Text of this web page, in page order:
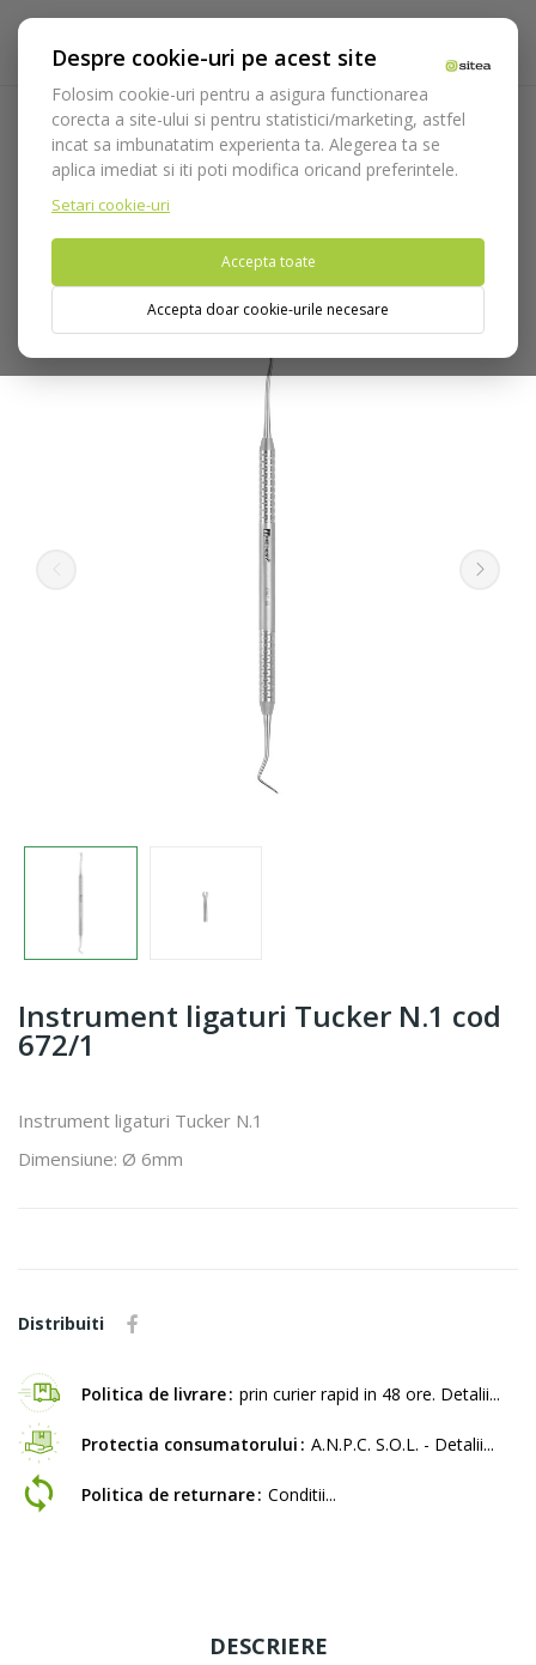
Despre cookie-uri pe acest site
Folosim cookie-uri pentru a asigura functionarea
corecta a site-ului si pentru statistici/marketing, astfel
incat sa imbunatatim experienta ta. Alegerea ta se
aplica imediat si iti poti modifica oricand preferintele.
Setari cookie-uri
Accepta toate
Accepta doar cookie-urile necesare
Acasa Instrumentar
Instrumentar ortodontie
Instrumente ligaturi
Instrument ligaturi Tucker N.1 cod 672/1
Nu puteti plasa comenzi din tara din care accesati website-ul
Instrument ligaturi Tucker N.1 cod
672/1
Instrument ligaturi Tucker N.1
Dimensiune: Ø 6mm
Distribuiti
Politica de livrare prin curier rapid in 48 ore. Detalii...
Protectia consumatorului A.N.P.C. S.O.L. - Detalii...
Politica de returnare Conditii...
DESCRIERE